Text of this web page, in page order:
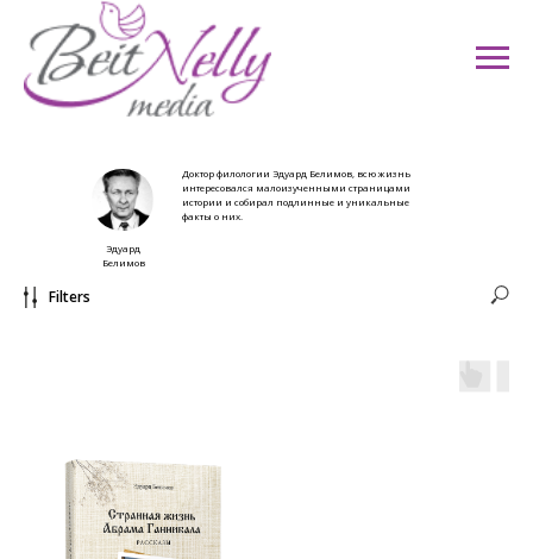
Эдуард
Белимов
Доктор филологии Эдуард Белимов, всю жизнь
интересовался малоизученными страницами
истории и собирал подлинные и уникальные
факты о них.
Filters